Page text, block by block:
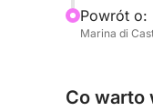
Powrót o:
Marina di
Co warto